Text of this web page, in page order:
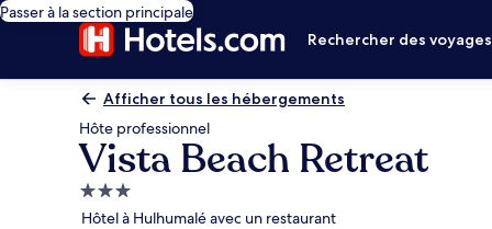
Passer à la section principale
Rechercher des voyages
Afficher tous les hébergements
Hôte professionnel
Vista Beach Retreat
Hébergement
3.0 étoiles
Hôtel à Hulhumalé avec un restaurant